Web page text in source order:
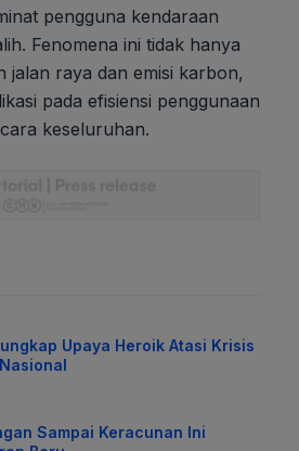
pengguna kendaraan
Fenomena ini tidak hanya
jalan raya dan emisi karbon,
pada efisiensi penggunaan
keseluruhan.
Upaya Heroik Atasi Krisis
Sampai Keracunan Ini